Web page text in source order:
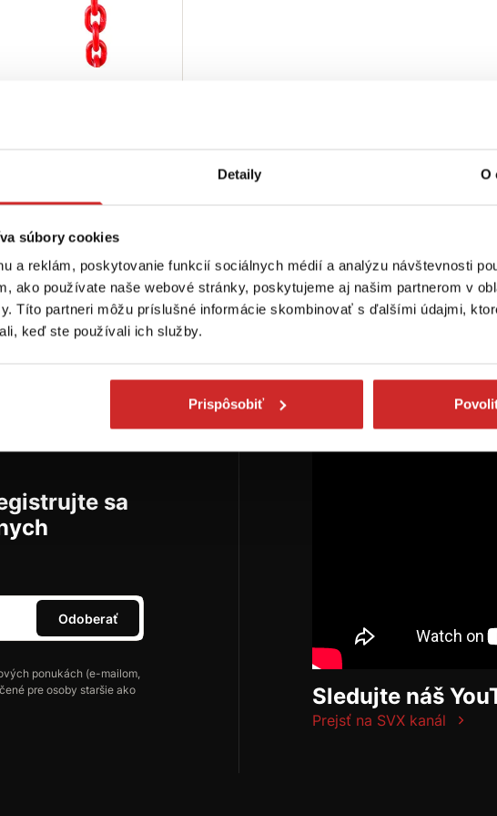
Detaily O
súbory cookies
a reklám, poskytovanie funkcií sociálnych médií a analýzu návštevnosti
ako používate naše webové stránky, poskytujeme aj našim partnerom v
Títo partneri môžu príslušné informácie skombinovať s ďalšími údajmi,
keď ste používali ich služby.
Prispôsobiť
Povrchová úprava:
Skladom 854 m
Do košíka
sa
Odoberať
ponukách (e-mailom,
pre osoby staršie ako
Sledujte náš
Prejsť na SVX kanál